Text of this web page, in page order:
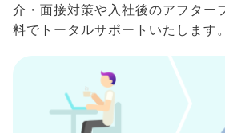
介・面接対策や入社後のアフター
料でトータルサポートいたします。